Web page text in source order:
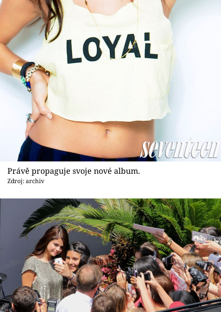
Právě propaguje svoje nové album.
Zdroj: archiv